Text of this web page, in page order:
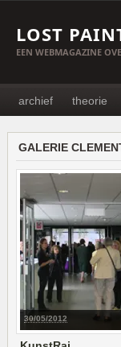
LOST
EEN WEBMAGAZINE
archief theorie
GALERIE
30/05/2012